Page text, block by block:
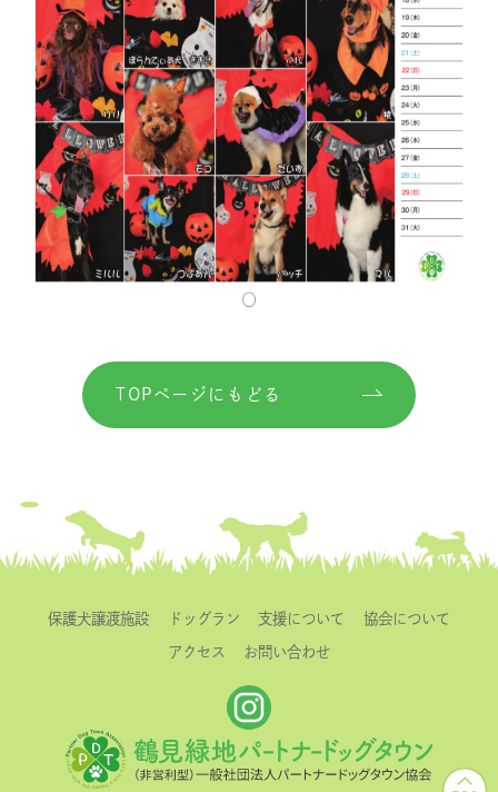
TOPページにもどる
保護犬譲渡施設 ドッグラン 支援について 協会について
アクセス お問い合わせ